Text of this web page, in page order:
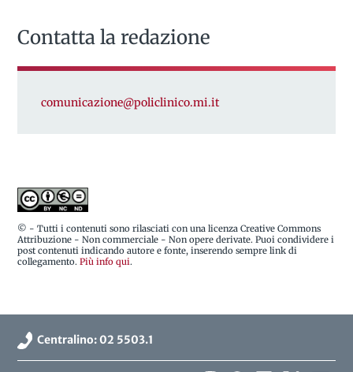
Contatta la redazione
comunicazione@policlinico.mi.it
© - Tutti i contenuti sono rilasciati con una licenza Creative Commons
Attribuzione - Non commerciale - Non opere derivate. Puoi condividere i
post contenuti indicando autore e fonte, inserendo sempre link di
collegamento.Più info qui.
Centralino: 02 5503.1